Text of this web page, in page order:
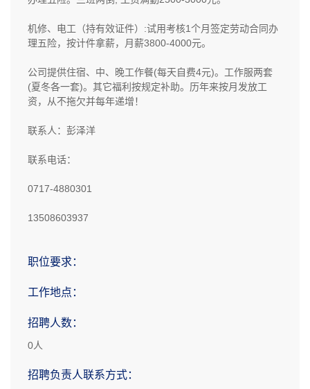
机修、电工（持有效证件）:试用考核1个月签定劳动合同办
理五险，按计件拿薪，月薪3800-4000元。
公司提供住宿、中、晚工作餐(每天自费4元)。工作服两套
(夏冬各一套)。其它福利按规定补助。历年来按月发放工
资，从不拖欠并每年递增！
联系人：彭泽洋
联系电话：
0717-4880301
13508603937
职位要求：
工作地点：
招聘人数：
0人
招聘负责人联系方式：